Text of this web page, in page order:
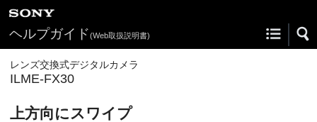
ヘルプガイド(Web取扱説明書)
レンズ交換式デジタルカメラ
ILME-FX30
上方向にスワイプ